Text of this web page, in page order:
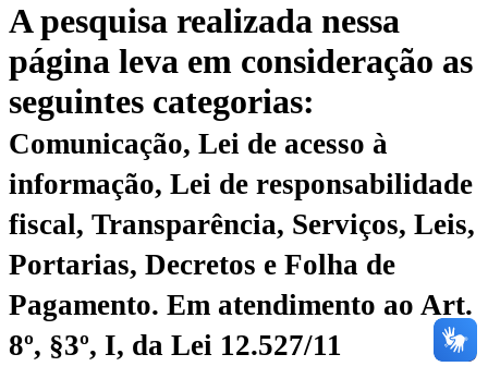
A pesquisa realizada nessa
página leva em consideração as
seguintes categorias:
Comunicação, Lei de acesso à
informação, Lei de responsabilidade
fiscal, Transparência, Serviços, Leis,
Portarias, Decretos e Folha de
Pagamento. Em atendimento ao Art.
8º, §3º, I, da Lei 12.527/11